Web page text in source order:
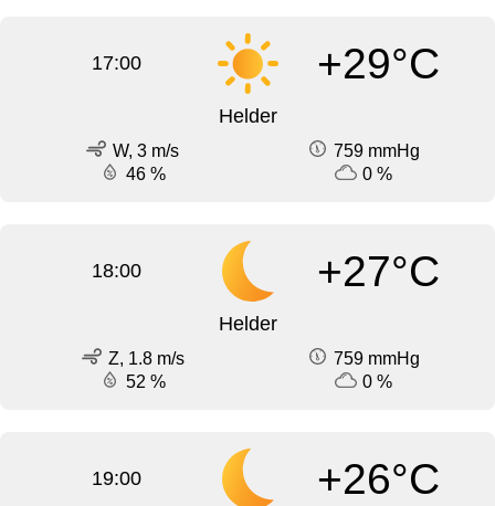
17:00 +29°C
Helder
W, 3 m/s
759 mmHg
46 %
0 %
18:00 +27°C
Helder
Z, 1.8 m/s
759 mmHg
52 %
0 %
19:00 +26°C